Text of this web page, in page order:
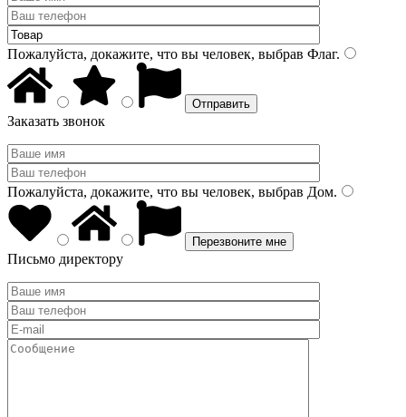
Пожалуйста, докажите, что вы человек, выбрав Флаг.
Заказать звонок
Пожалуйста, докажите, что вы человек, выбрав Дом.
Письмо директору